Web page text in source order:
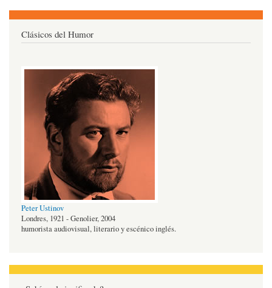
Clásicos del Humor
Peter Ustinov
Londres, 1921 - Genolier, 2004
humorista audiovisual, literario y escénico inglés.